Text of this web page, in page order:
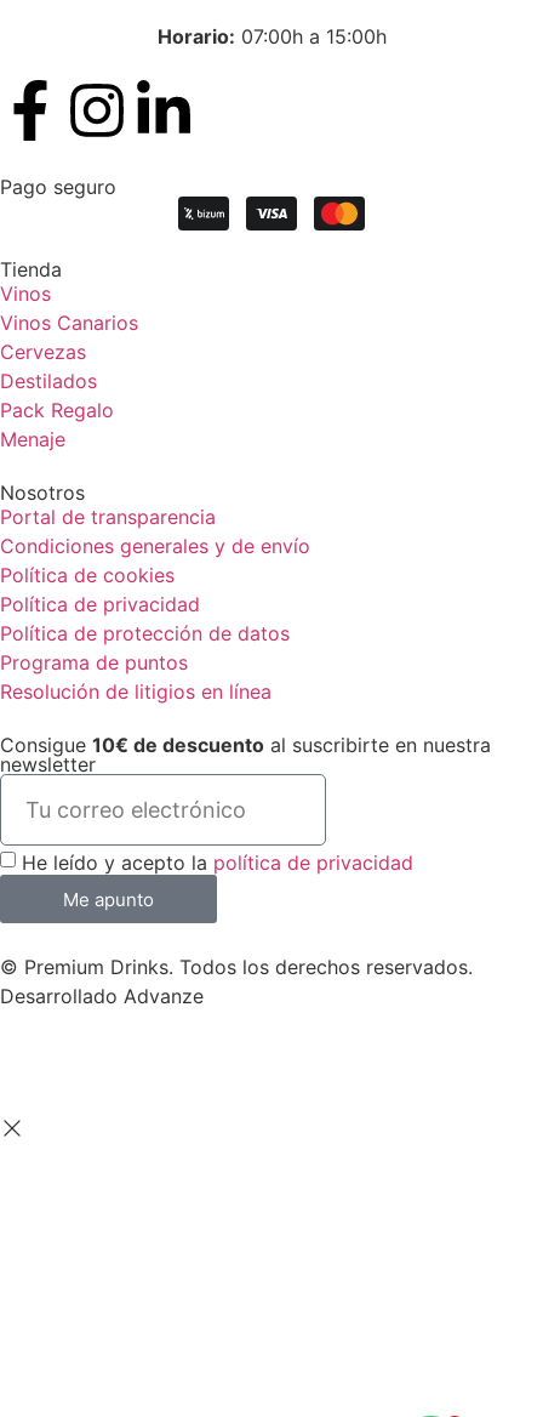
Horario: 07:00h a 15:00h
Pago seguro
Tienda
Vinos
Vinos Canarios
Cervezas
Destilados
Pack Regalo
Menaje
Nosotros
Portal de transparencia
Condiciones generales y de envío
Política de cookies
Política de privacidad
Política de protección de datos
Programa de puntos
Resolución de litigios en línea
Consigue 10€ de descuento al suscribirte en nuestra
newsletter
He leído y acepto la política de privacidad
Me apunto
© Premium Drinks. Todos los derechos reservados.
Desarrollado Advanze